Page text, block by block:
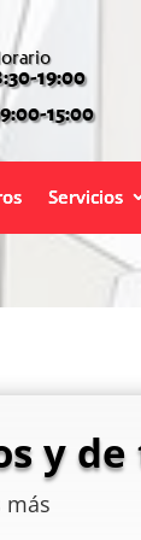
19:00
15:00
Servicios
y
más